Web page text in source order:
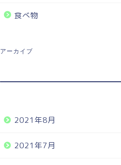
食べ物
アーカイブ
2021年8月
2021年7月